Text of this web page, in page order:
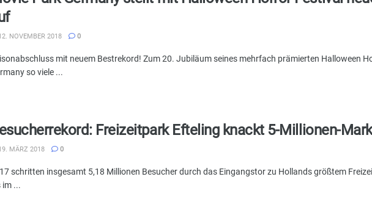
NOVEMBER 2018 0
mit neuem Bestrekord! Zum 20. Jubiläum seines mehrfach prämierten Halloween
so viele ...
Freizeitpark Efteling knackt 5-Millionen-
MÄRZ 2018 0
schritten insgesamt 5,18 Millionen Besucher durch das Eingangstor zu Hollands größtem
im ...